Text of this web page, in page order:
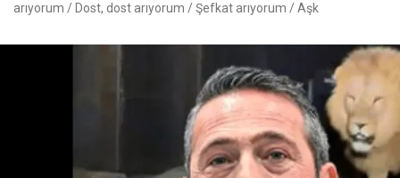
arıyorum / Dost, dost arıyorum / Şefkat arıyorum / Aşk